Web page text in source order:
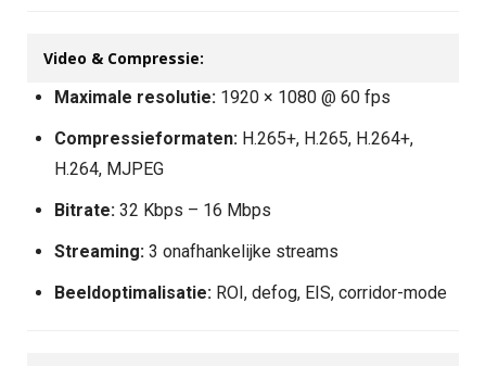
Video & Compressie:
Maximale resolutie: 1920 × 1080 @ 60 fps
Compressieformaten: H.265+, H.265, H.264+,
H.264, MJPEG
Bitrate: 32 Kbps – 16 Mbps
Streaming: 3 onafhankelijke streams
Beeldoptimalisatie: ROI, defog, EIS, corridor-mode